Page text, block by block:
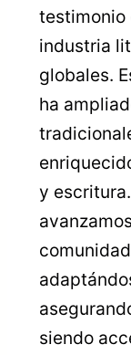
testimonio
industria
globales.
ha
y
siendo